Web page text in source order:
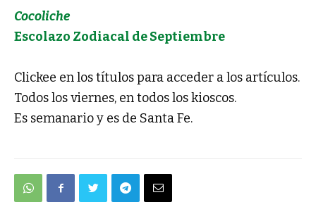
Cocoliche
Escolazo Zodiacal de Septiembre
Clickee en los títulos para acceder a los artículos.
Todos los viernes, en todos los kioscos.
Es semanario y es de Santa Fe.